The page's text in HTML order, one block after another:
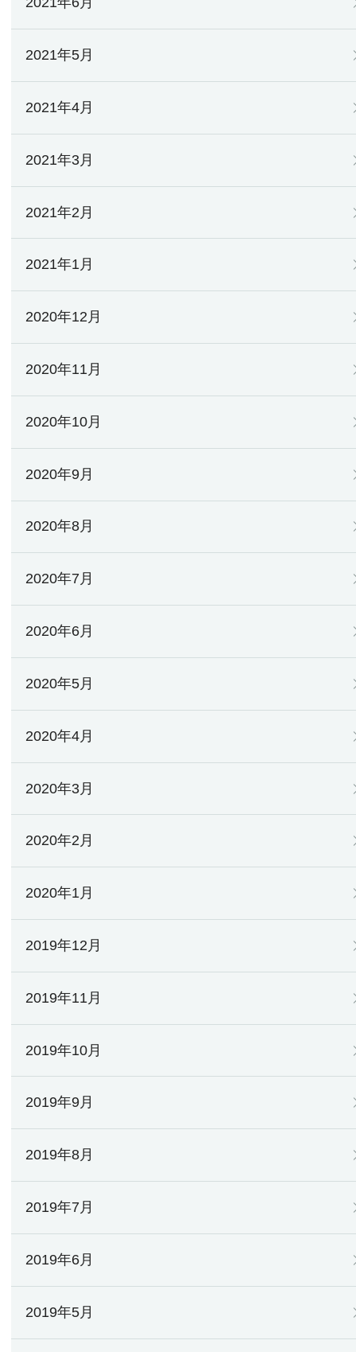
2021年5月
2021年4月
2021年3月
2021年2月
2021年1月
2020年12月
2020年11月
2020年10月
2020年9月
2020年8月
2020年7月
2020年6月
2020年5月
2020年4月
2020年3月
2020年2月
2020年1月
2019年12月
2019年11月
2019年10月
2019年9月
2019年8月
2019年7月
2019年6月
2019年5月